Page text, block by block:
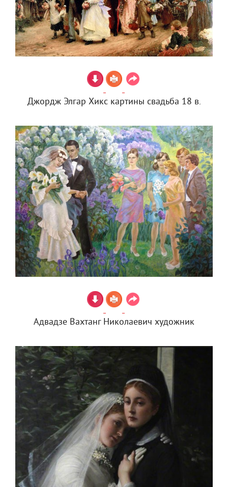
Джордж Элгар Хикс картины свадьба 18 в.
Адвадзе Вахтанг Николаевич художник